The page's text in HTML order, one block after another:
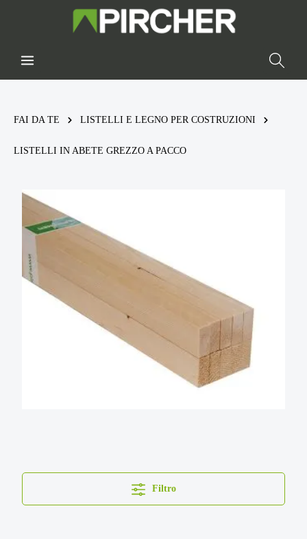
FAI DA TE LISTELLI E LEGNO PER COSTRUZIONI
LISTELLI IN ABETE GREZZO A PACCO
Filtro